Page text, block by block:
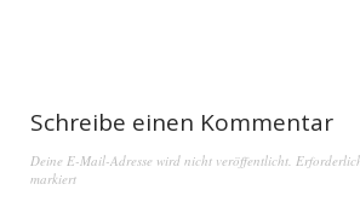
Schreibe einen Kommentar
Deine E-Mail-Adresse wird nicht veröffentlicht.
markiert